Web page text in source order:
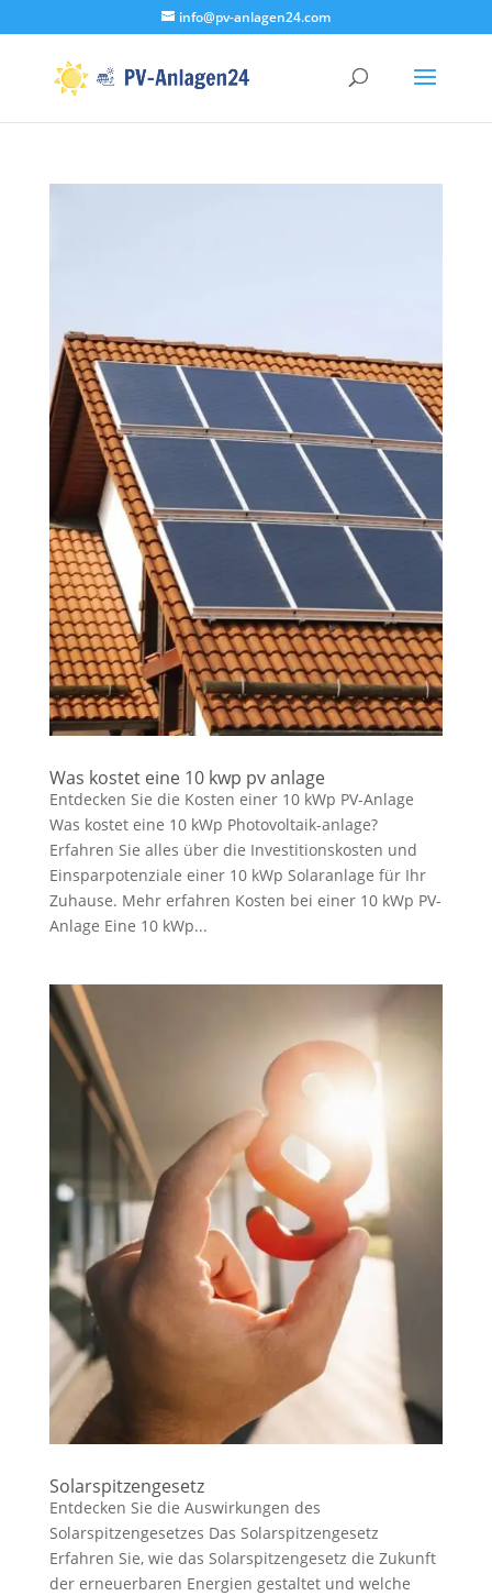
info@pv-anlagen24.com
Was kostet eine 10 kwp pv anlage
Entdecken Sie die Kosten einer 10 kWp PV-Anlage
Was kostet eine 10 kWp Photovoltaik-anlage?
Erfahren Sie alles über die Investitionskosten und
Einsparpotenziale einer 10 kWp Solaranlage für Ihr
Zuhause. Mehr erfahren Kosten bei einer 10 kWp PV-
Anlage Eine 10 kWp...
Solarspitzengesetz
Entdecken Sie die Auswirkungen des
Solarspitzengesetzes Das Solarspitzengesetz
Erfahren Sie, wie das Solarspitzengesetz die Zukunft
der erneuerbaren Energien gestaltet und welche